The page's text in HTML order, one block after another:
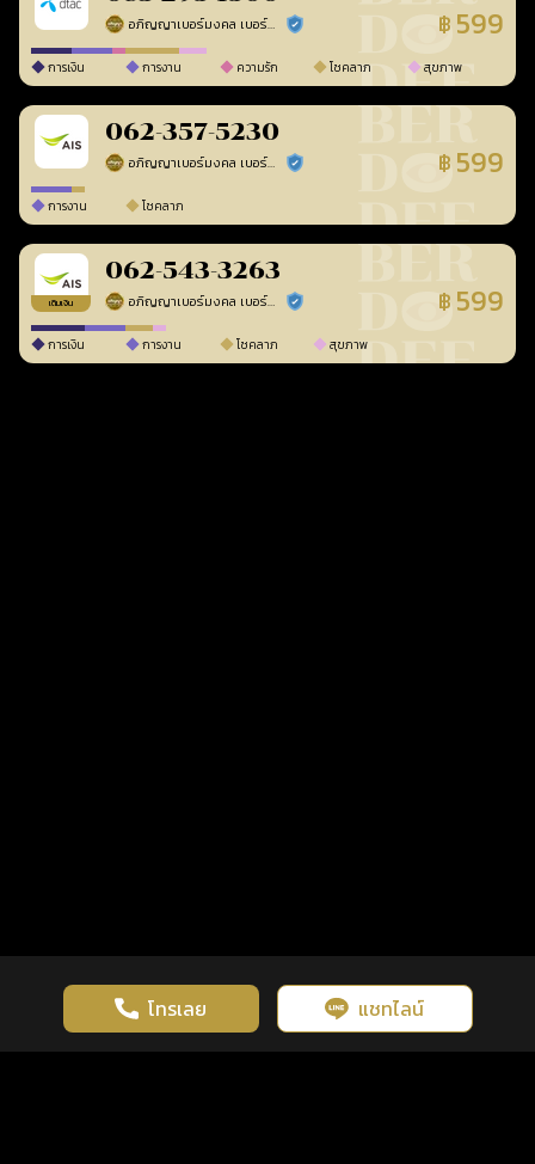
อภิญญาเบอร์มงคล เบอร์สวยเลขศาสตร์ ร้านยืนยันแล้ว ฿ 599
การเงิน การงาน ความรัก โชคลาภ สุขภาพ
062-357-5230
อภิญญาเบอร์มงคล เบอร์สวยเลขศาสตร์ ร้านยืนยันแล้ว ฿ 599
การงาน โชคลาภ
เติมเงิน
062-543-3263
อภิญญาเบอร์มงคล เบอร์สวยเลขศาสตร์ ร้านยืนยันแล้ว ฿ 599
การเงิน การงาน โชคลาภ สุขภาพ
โทรเลย แชทไลน์
เว็บไซต์นี้มีการใช้งานคุกกี้ เพื่อเพิ่มประสิทธิภาพและประสบการณ์ที่ดี
ในการใช้งานเว็บไซต์ นโยบายความเป็นส่วนตัว
รู้ก่อน พร้อมกว่า ทุกจังหวะชีวิต คลิกดูดวงฟรี